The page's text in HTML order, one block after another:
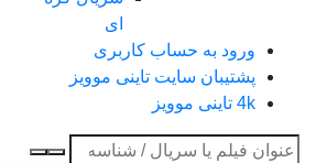
ای
ورود به حساب کاربری
پشتیبان سایت تاینی موویز
4k تاینی موویز
عنوان جستجو